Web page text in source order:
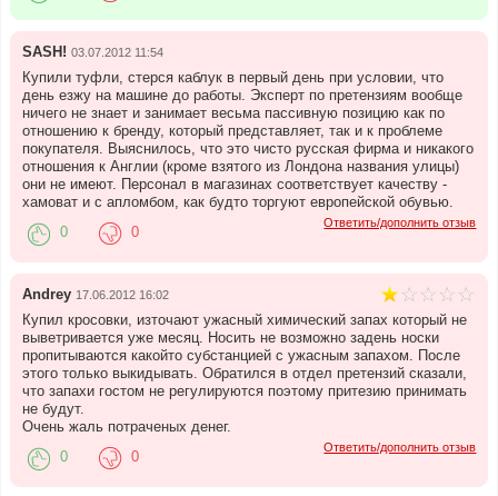
SASH! 03.07.2012 11:54
Купили туфли, стерся каблук в первый день при условии, что
день езжу на машине до работы. Эксперт по претензиям вообще
ничего не знает и занимает весьма пассивную позицию как по
отношению к бренду, который представляет, так и к проблеме
покупателя. Выяснилось, что это чисто русская фирма и никакого
отношения к Англии (кроме взятого из Лондона названия улицы)
они не имеют. Персонал в магазинах соответствует качеству -
хамоват и с апломбом, как будто торгуют европейской обувью.
Ответить/дополнить отзыв
0 0
Andrey 17.06.2012 16:02
Купил кросовки, източают ужасный химический запах который не
выветривается уже месяц. Носить не возможно задень носки
пропитываются какойто субстанцией с ужасным запахом. После
этого только выкидывать. Обратился в отдел претензий сказали,
что запахи гостом не регулируются поэтому притезию принимать
не будут.
Очень жаль потраченых денег.
Ответить/дополнить отзыв
0 0